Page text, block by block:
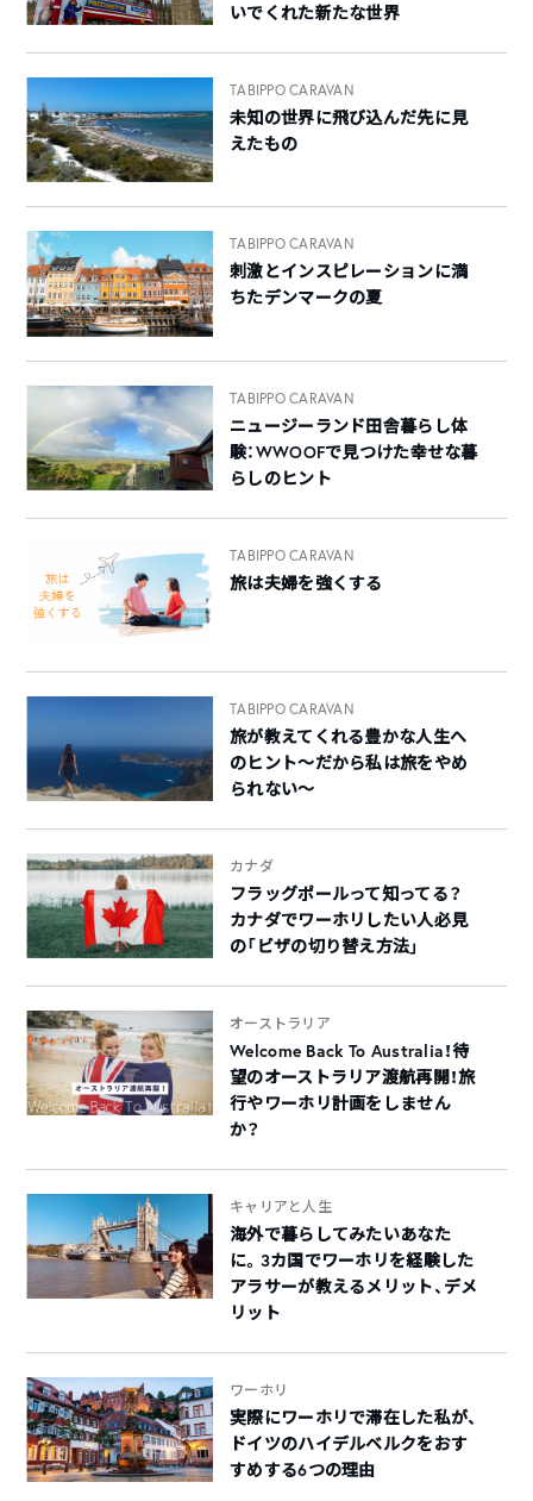
いでくれた新たな世界
TABIPPO CARAVAN
未知の世界に飛び込んだ先に見
えたもの
TABIPPO CARAVAN
刺激とインスピレーションに満
ちたデンマークの夏
TABIPPO CARAVAN
ニュージーランド田舎暮らし体
験：WWOOFで見つけた幸せな暮
らしのヒント
TABIPPO CARAVAN
旅は夫婦を強くする
TABIPPO CARAVAN
旅が教えてくれる豊かな人生へ
のヒント〜だから私は旅をやめ
られない〜
カナダ
フラッグポールって知ってる？
カナダでワーホリしたい人必見
の「ビザの切り替え方法」
オーストラリア
Welcome Back To Australia！待
望のオーストラリア渡航再開！旅
行やワーホリ計画をしません
か？
キャリアと人生
海外で暮らしてみたいあなた
に。3カ国でワーホリを経験した
アラサーが教えるメリット、デメ
リット
ワーホリ
実際にワーホリで滞在した私が、
ドイツのハイデルベルクをおす
すめする6つの理由